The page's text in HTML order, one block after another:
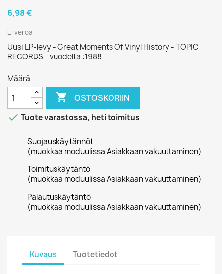
6,98 €
Ei veroa
Uusi LP-levy - Great Moments Of Vinyl History - TOPIC
RECORDS - vuodelta :1988
Määrä
 OSTOSKORIIN
 Tuote varastossa, heti toimitus
Suojauskäytännöt
(muokkaa moduulissa Asiakkaan vakuuttaminen)
Toimituskäytäntö
(muokkaa moduulissa Asiakkaan vakuuttaminen)
Palautuskäytäntö
(muokkaa moduulissa Asiakkaan vakuuttaminen)
Kuvaus Tuotetiedot